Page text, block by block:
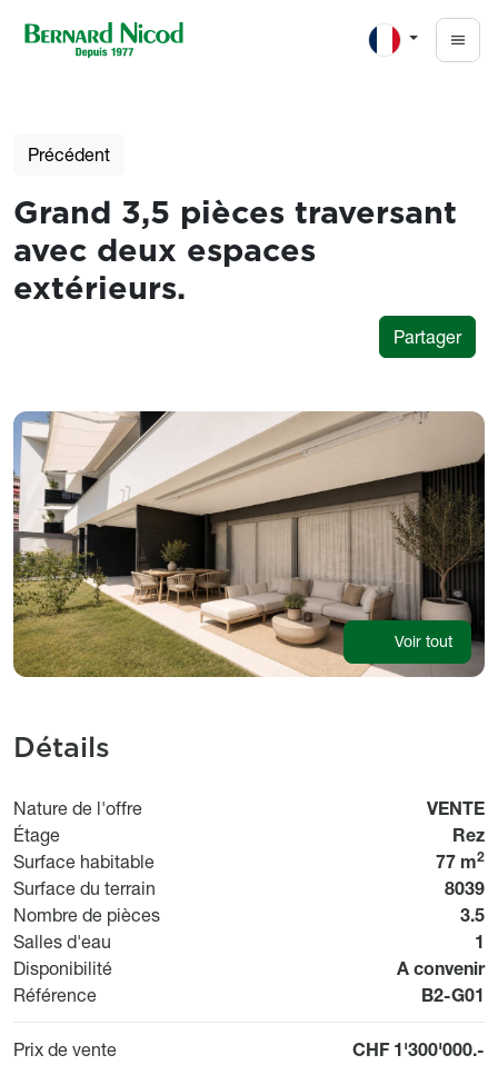
Précédent
Grand 3,5 pièces traversant
avec deux espaces
extérieurs.
Partager
Photos
Voir tout
Détails
Nature de l'offre Usage
VENTE
Étage
Rez
Surface habitable
77 m2
Surface du terrain
8039
Nombre de pièces
3.5
Salles d'eau
1
Disponibilité
A convenir
Référence
B2-G01
Prix de vente CHF 1'300'000.-